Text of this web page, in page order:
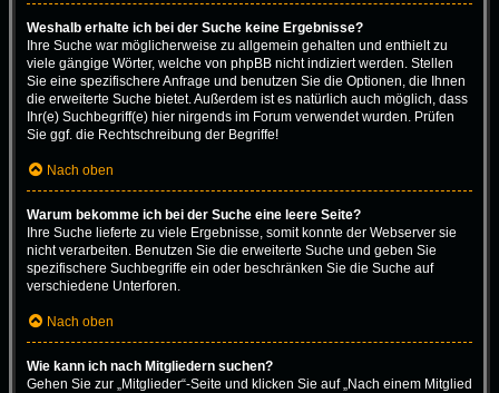
Weshalb erhalte ich bei der Suche keine Ergebnisse?
Ihre Suche war möglicherweise zu allgemein gehalten und enthielt zu
viele gängige Wörter, welche von phpBB nicht indiziert werden. Stellen
Sie eine spezifischere Anfrage und benutzen Sie die Optionen, die Ihnen
die erweiterte Suche bietet. Außerdem ist es natürlich auch möglich, dass
Ihr(e) Suchbegriff(e) hier nirgends im Forum verwendet wurden. Prüfen
Sie ggf. die Rechtschreibung der Begriffe!
Nach oben
Warum bekomme ich bei der Suche eine leere Seite?
Ihre Suche lieferte zu viele Ergebnisse, somit konnte der Webserver sie
nicht verarbeiten. Benutzen Sie die erweiterte Suche und geben Sie
spezifischere Suchbegriffe ein oder beschränken Sie die Suche auf
verschiedene Unterforen.
Nach oben
Wie kann ich nach Mitgliedern suchen?
Gehen Sie zur „Mitglieder“-Seite und klicken Sie auf „Nach einem Mitglied